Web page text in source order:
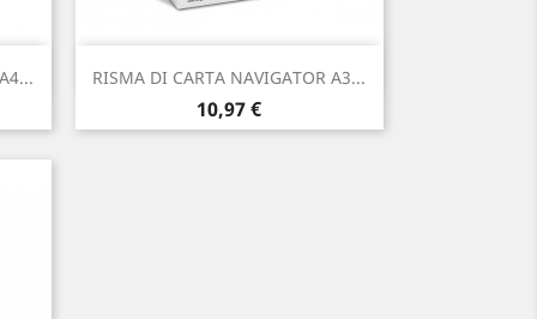
RISMA DI CARTA NAVIGATOR A3...
Prezzo
10,97 €
Anteprima